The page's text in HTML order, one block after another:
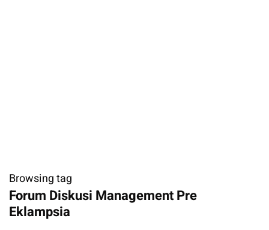
Browsing tag
Forum Diskusi Management Pre
Eklampsia